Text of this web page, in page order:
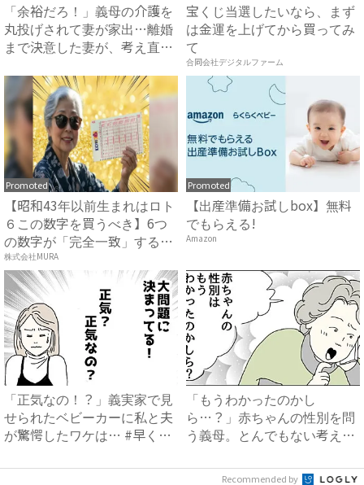
「余裕だろ！」義母の介護を
丸投げされて妻が家出…離婚
まで決意した妻が、考え直し
宝くじ当選したいなら、まず
は金運を上げてから買ってみ
て
合同会社デジタルファーム
Promoted
【昭和43年以前生まれはロト
６この数字を買うべき】6つ
の数字が「完全一致」する
方...
株式会社MURA
Promoted
【出産準備お試しbox】無料
でもらえる!
Amazon
「正気なの！？」義実家で見
せられたベビーカーに私と夫
が驚愕したワケは… #早く
「もうわかったのかし
ら…？」赤ちゃんの性別を問
う義母。とんでもない考えが
Recommended by